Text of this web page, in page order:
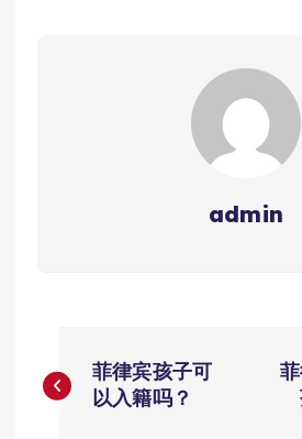
admin
章
菲律宾孩子可
以入籍吗？